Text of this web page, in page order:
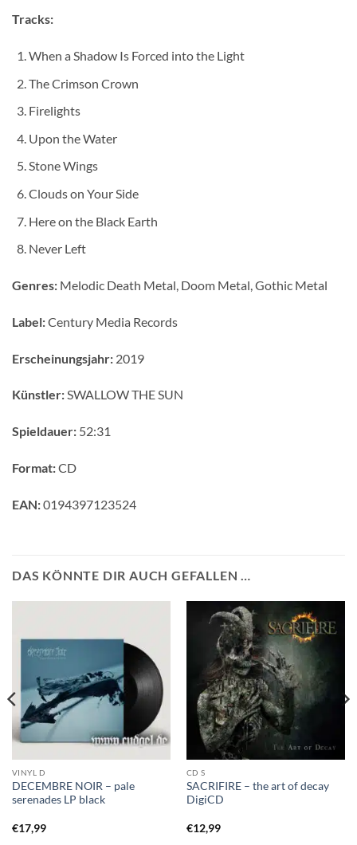
Tracks:
When a Shadow Is Forced into the Light
The Crimson Crown
Firelights
Upon the Water
Stone Wings
Clouds on Your Side
Here on the Black Earth
Never Left
Genres: Melodic Death Metal, Doom Metal, Gothic Metal
Label:Century Media Records
Erscheinungsjahr: 2019
Künstler:SWALLOW THE SUN
Spieldauer: 52:31
Format:CD
EAN:0194397123524
DAS KÖNNTE DIR AUCH GEFALLEN …
VINYL D
DECEMBRE NOIR – pale
serenades LP black
€17,99
CD S
SACRIFIRE – the art of decay
DigiCD
€12,99